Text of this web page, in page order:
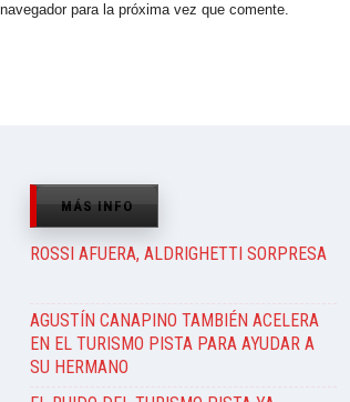
para la próxima vez que comente.
MÁS INFO
ROSSI AFUERA, ALDRIGHETTI SORPRESA
AGUSTÍN CANAPINO TAMBIÉN ACELERA
EN EL TURISMO PISTA PARA AYUDAR A
SU HERMANO